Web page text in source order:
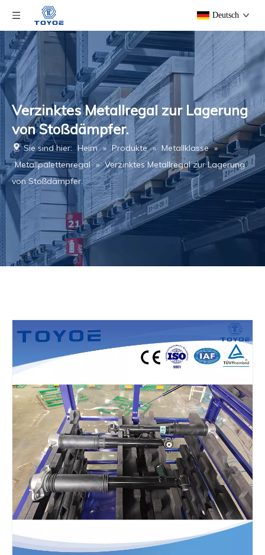
Deutsch
Verzinktes Metallregal zur Lagerung
von Stoßdämpfer.
Sie sind hier: Heim » Produkte » Metallklasse »
Metallpalettenregal » Verzinktes Metallregal zur Lagerung
von Stoßdämpfer.